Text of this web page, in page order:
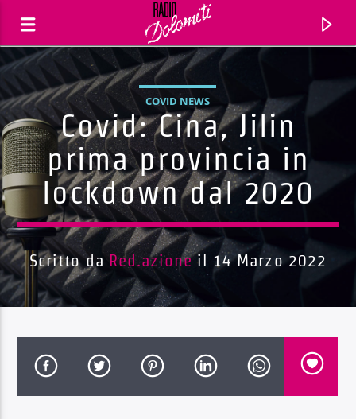
Traccia corrente
COVID NEWS
Covid: Cina, Jilin
prima provincia in
lockdown dal 2020
Scritto da Red.azioneil 14 Marzo 2022